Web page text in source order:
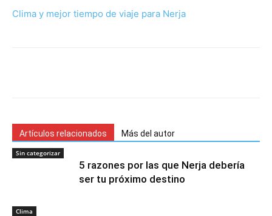
Clima y mejor tiempo de viaje para Nerja
Artículos relacionados Más del autor
Sin categorizar
5 razones por las que Nerja debería
ser tu próximo destino
Clima